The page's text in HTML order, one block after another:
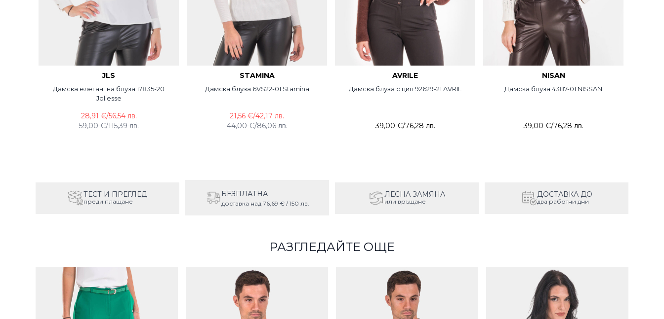
JLS
Дамска елегантна блуза 17835-20
Joliesse
59,00 €/115,39 лв.
28,91 €/56,54 лв.
STAMINA
Дамска блуза 6VS22-01 Stamina
44,00 €/86,06 лв.
21,56 €/42,17 лв.
AVRILE
Дамска блуза с цип 92629-21 AVRIL
39,00 €/76,28 лв.
NISAN
Дамска блуза 4387-01 NISSAN
39,00 €/76,28 лв.
ТЕСТ И ПРЕГЛЕД
преди плащане
БЕЗПЛАТНА
доставка над 76,69 € / 150 лв.
ЛЕСНА ЗАМЯНА
или връщане
ДОСТАВКА ДО
два работни дни
РАЗГЛЕДАЙТЕ ОЩЕ